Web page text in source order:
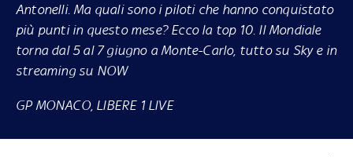
Antonelli. Ma quali sono i piloti che hanno conquistato
più punti in questo mese? Ecco la top 10. Il Mondiale
torna dal 5 al 7 giugno a Monte-Carlo, tutto su Sky e in
streaming su NOW
GP MONACO, LIBERE 1 LIVE